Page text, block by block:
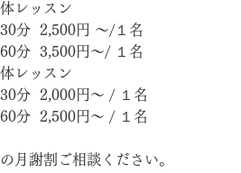
レッスン
2,500円 ～/１名
円～/ １名
レッスン
2,000円～ / １名
円～ / １名
月謝割ご相談ください。